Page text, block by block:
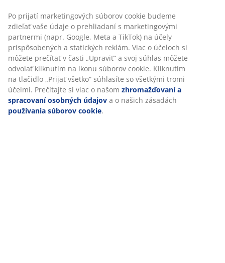
Po prijatí marketingových súborov cookie budeme
zdieľať vaše údaje o prehliadaní s marketingovými
partnermi (napr. Google, Meta a TikTok) na účely
prispôsobených a statických reklám. Viac o účeloch si
môžete prečítať v časti „Upraviť“ a svoj súhlas môžete
odvolať kliknutím na ikonu súborov cookie. Kliknutím
na tlačidlo „Prijať všetko“ súhlasíte so všetkými tromi
účelmi. Prečítajte si viac o našom zhromažďovaní a
spracovaní osobných údajov a o našich zásadách
používania súborov cookie.